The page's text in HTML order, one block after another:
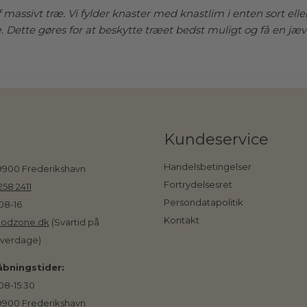
træ. Vi fylder knaster med knastlim i enten sort
Dette gøres for at beskytte træet bedst muligt og få en
Frederikshavn
2411
16
(Svartid på
15:30
Frederikshavn
Kundeservice
Handelsbetingelser
Fortrydelsesret
Persondatapolitik
Kontakt